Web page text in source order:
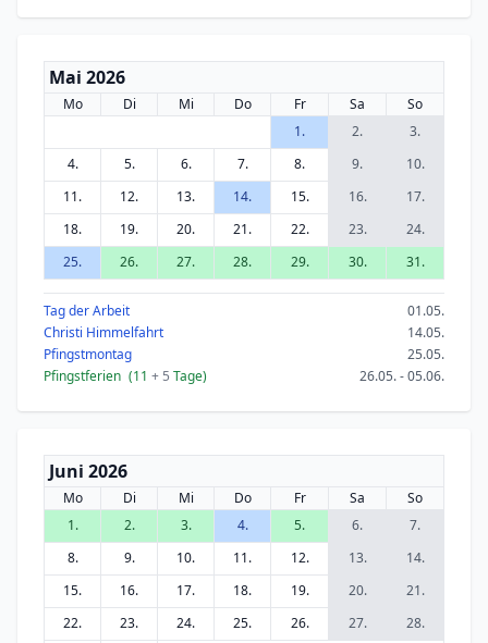
Mai 2026
Mo Di Mi Do Fr Sa
So
1.
2.
3.
4.
5. 6. 7. 8. 9.
10.
11.
12. 13. 14. 15. 16.
17.
18.
19. 20. 21. 22. 23.
24.
25.
26. 27. 28. 29. 30. 31.
Tag der Arbeit
01.05.
Christi Himmelfahrt
14.05.
Pfingstmontag
25.05.
Pfingstferien (11 + 5 Tage) 26.05. - 05.06.
Juni 2026
Mo Di Mi Do Fr Sa
So
1.
2. 3. 4. 5. 6.
7.
8.
9. 10. 11. 12. 13.
14.
15.
16. 17. 18. 19. 20.
21.
22.
23. 24. 25. 26. 27. 28.